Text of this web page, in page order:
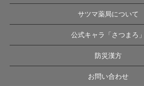
サツマ薬局について
公式キャラ「さつまろ」
防災漢方
お問い合わせ